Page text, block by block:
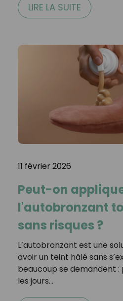
LIRE LA SUITE
11 février 2026
Peut-on
l'autobronzant
sans risques ?
L’autobronzant est une
avoir un teint hâlé sans
beaucoup se demandent :
les jours…